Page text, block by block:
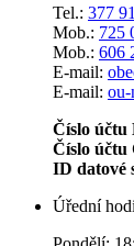
Tel.: 377
Mob.: 725
Mob.: 606
E-mail:
E-mail: ou-
Číslo účtu
Číslo účtu
ID datové
Úřední